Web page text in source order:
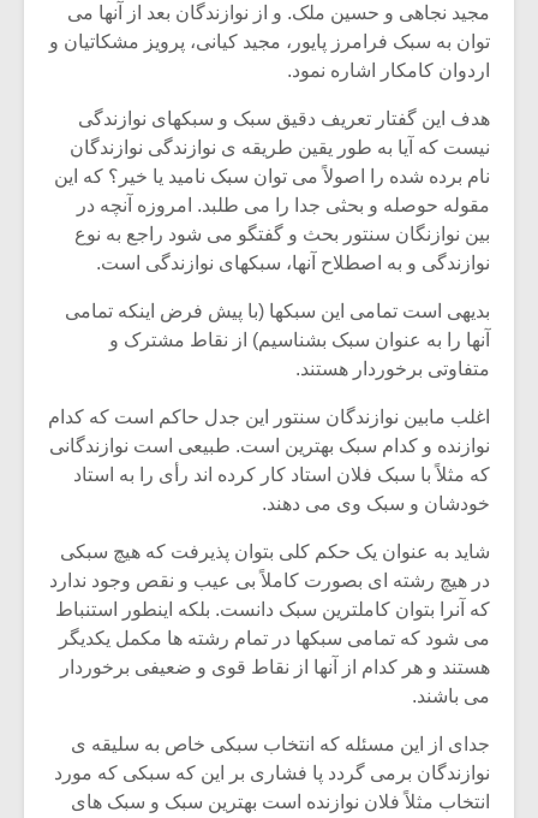
مجید نجاهی و حسین ملک. و از نوازندگان بعد از آنها می
توان به سبک فرامرز پایور، مجید کیانی، پرویز مشکاتیان و
اردوان کامکار اشاره نمود.
هدف این گفتار تعریف دقیق سبک و سبکهای نوازندگی
نیست که آیا به طور یقین طریقه ی نوازندگی نوازندگان
نام برده شده را اصولاً می توان سبک نامید یا خیر؟ که این
مقوله حوصله و بحثی جدا را می طلبد. امروزه آنچه در
بین نوازنگان سنتور بحث و گفتگو می شود راجع به نوع
نوازندگی و به اصطلاح آنها، سبکهای نوازندگی است.
بدیهی است تمامی این سبکها (با پیش فرض اینکه تمامی
آنها را به عنوان سبک بشناسیم) از نقاط مشترک و
متفاوتی برخوردار هستند.
اغلب مابین نوازندگان سنتور این جدل حاکم است که کدام
نوازنده و کدام سبک بهترین است. طبیعی است نوازندگانی
که مثلاً با سبک فلان استاد کار کرده اند رأی را به استاد
خودشان و سبک وی می دهند.
شاید به عنوان یک حکم کلی بتوان پذیرفت که هیچ سبکی
در هیچ رشته ای بصورت کاملاً بی عیب و نقص وجود ندارد
که آنرا بتوان کاملترین سبک دانست. بلکه اینطور استنباط
می شود که تمامی سبکها در تمام رشته ها مکمل یکدیگر
هستند و هر کدام از آنها از نقاط قوی و ضعیفی برخوردار
می باشند.
جدای از این مسئله که انتخاب سبکی خاص به سلیقه ی
نوازندگان برمی گردد پا فشاری بر این که سبکی که مورد
انتخاب مثلاً فلان نوازنده است بهترین سبک و سبک های
یادداشتی بر موسیقی
متن فیلم «متری
شیش و نیم»
اگر نمی توانی
مشهورترین باشی،
بدنام ترین باش
موسیقی